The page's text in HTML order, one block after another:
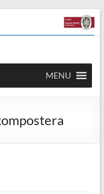
MENU